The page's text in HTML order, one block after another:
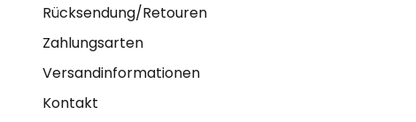
Rücksendung/Retouren
Zahlungsarten
Versandinformationen
Kontakt